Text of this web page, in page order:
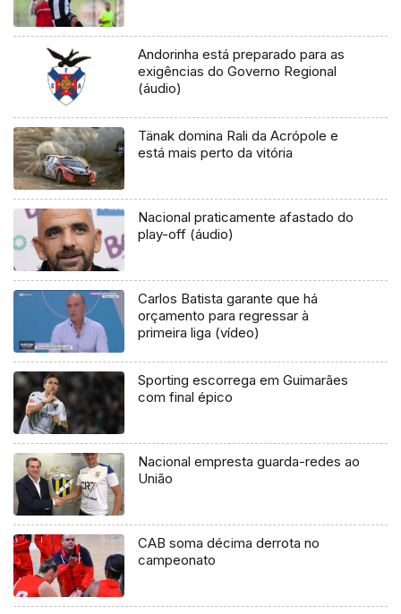
Andorinha está preparado para as
exigências do Governo Regional
(áudio)
Tänak domina Rali da Acrópole e
está mais perto da vitória
Nacional praticamente afastado do
play-off (áudio)
Carlos Batista garante que há
orçamento para regressar à
primeira liga (vídeo)
Sporting escorrega em Guimarães
com final épico
Nacional empresta guarda-redes ao
União
CAB soma décima derrota no
campeonato